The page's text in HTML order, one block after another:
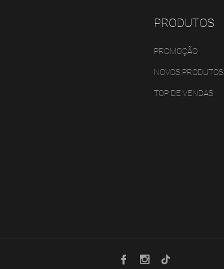
PRODUTOS
PROMOÇÃO
NOVOS PRODUTOS
TOP DE VENDAS